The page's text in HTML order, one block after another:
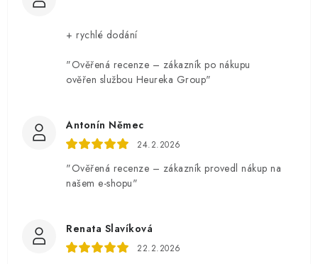
+ rychlé dodání
"Ověřená recenze – zákazník po nákupu
ověřen službou Heureka Group"
Antonín Němec
24.2.2026
"Ověřená recenze – zákazník provedl nákup na
našem e-shopu"
Renata Slavíková
22.2.2026